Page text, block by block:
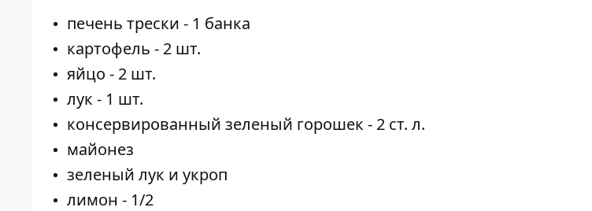
печень трески - 1 банка
картофель - 2 шт.
яйцо - 2 шт.
лук - 1 шт.
консервированный зеленый горошек - 2 ст. л.
майонез
зеленый лук и укроп
лимон - 1/2